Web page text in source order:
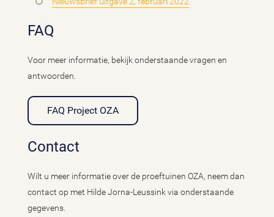
FAQ
Voor meer informatie, bekijk onderstaande vragen en
antwoorden.
FAQ Project OZA
Contact
Wilt u meer informatie over de proeftuinen OZA, neem dan
contact op met Hilde Jorna-Leussink via onderstaande
gegevens.